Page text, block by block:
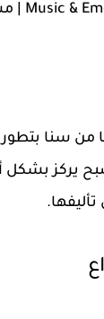
من سنا
يركز بشكل